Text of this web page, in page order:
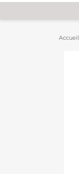
Accueil